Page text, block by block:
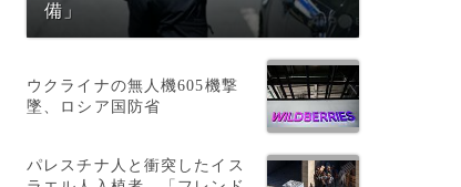
備」
ウクライナの無人機605機撃
墜、ロシア国防省
パレスチナ人と衝突したイス